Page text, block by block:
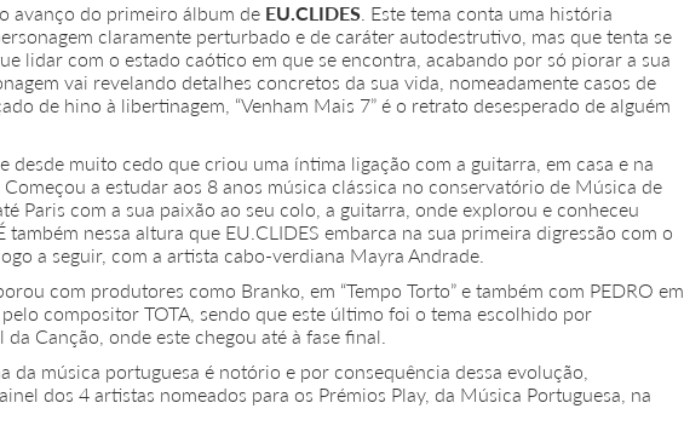
avanço do primeiro álbum de EU.CLIDES . Este tema conta uma história
claramente perturbado e de caráter autodestrutivo, mas que tenta se
lidar com o estado caótico em que se encontra, acabando por só piorar a sua
vai revelando detalhes concretos da sua vida, nomeadamente casos de
de hino à libertinagem, “Venham Mais 7” é o retrato desesperado de alguém
desde muito cedo que criou uma íntima ligação com a guitarra, em casa e na
a estudar aos 8 anos música clássica no conservatório de Música de
Paris com a sua paixão ao seu colo, a guitarra, onde explorou e conheceu
nessa altura que EU.CLIDES embarca na sua primeira digressão com o
a seguir, com a artista cabo-verdiana Mayra Andrade.
com produtores como Branko, em “Tempo Torto” e também com PEDRO em
pelo compositor TOTA, sendo que este último foi o tema escolhido por
Canção, onde este chegou até à fase final.
da música portuguesa é notório e por consequência dessa evolução,
dos 4 artistas nomeados para os Prémios Play, da Música Portuguesa, na